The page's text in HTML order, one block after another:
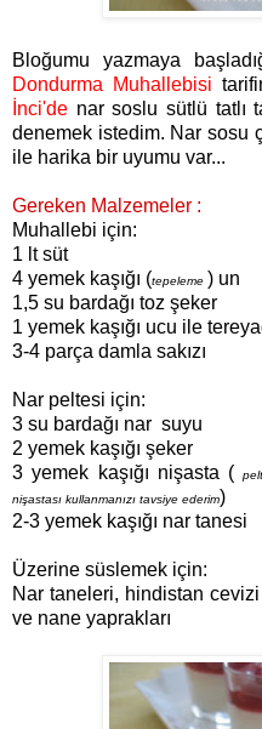
Bloğumu yazmaya
Dondurma Muhallebisi
İnci'de nar soslu sütlü tatlı
denemek istedim. Nar sosu
ile harika bir uyumu var...
Gereken Malzemeler :
Muhallebi için:
1 lt süt
4 yemek kaşığı (tepeleme ) un
1,5 su bardağı toz şeker
1 yemek kaşığı ucu ile
3-4 parça damla sakızı
Nar peltesi için:
3 su bardağı nar suyu
2 yemek kaşığı şeker
3 yemek kaşığı nişasta (
nişastası kullanmanızı tavsiye ederim)
2-3 yemek kaşığı nar tanesi
Üzerine süslemek için:
Nar taneleri, hindistan cevizi
ve nane yaprakları